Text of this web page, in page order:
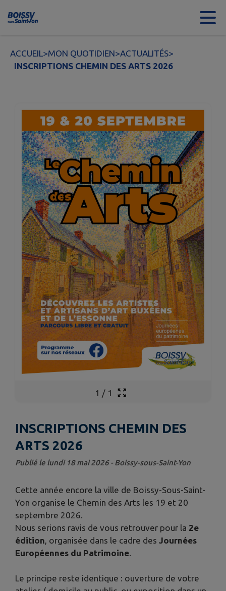
Contenu
ACCUEIL>MON QUOTIDIEN>ACTUALITÉS>
INSCRIPTIONS CHEMIN DES ARTS 2026
1 / 1
INSCRIPTIONS CHEMIN DES
ARTS 2026
Publié le lundi 18 mai 2026 - Boissy-sous-Saint-Yon
Cette année encore la ville de Boissy-Sous-Saint-
Yon organise le Chemin des Arts les 19 et 20
septembre 2026.
Nous serions ravis de vous retrouver pour la 2e
édition, organisée dans le cadre des Journées
Européennes du Patrimoine.
Le principe reste identique : ouverture de votre